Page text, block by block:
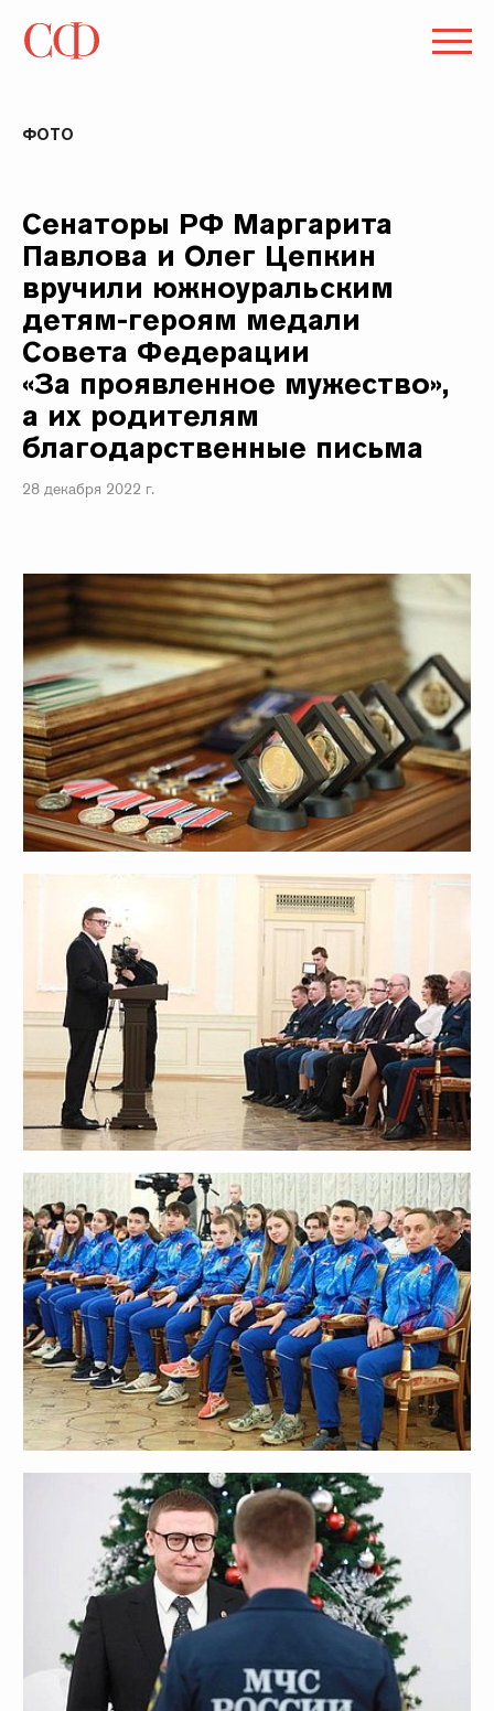
ФОТО
Сенаторы РФ Маргарита
Павлова и Олег Цепкин
вручили южноуральским
детям-героям медали
Совета Федерации
«За проявленное мужество»,
а их родителям
благодарственные письма
28 декабря 2022 г.